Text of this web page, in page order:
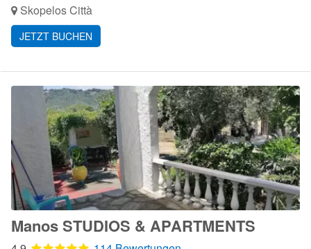
Skopelos Città
JETZT BUCHEN
Manos STUDIOS & APARTMENTS